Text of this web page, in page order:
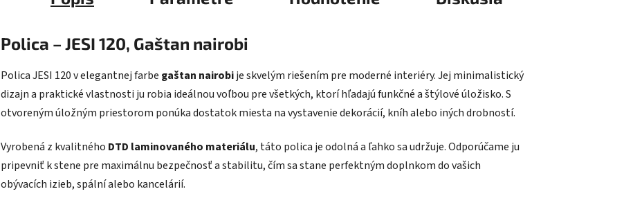
Polica – JESI 120, Gaštan nairobi
Polica JESI 120 v elegantnej farbe gaštan nairobije skvelým riešením pre moderné interiéry. Jej minimalistický
dizajn a praktické vlastnosti ju robia ideálnou voľbou pre všetkých, ktorí hľadajú funkčné a štýlové úložisko. S
otvoreným úložným priestorom ponúka dostatok miesta na vystavenie dekorácií, kníh alebo iných drobností.
Vyrobená z kvalitného DTD laminovaného materiálu, táto polica je odolná a ľahko sa udržuje. Odporúčame ju
pripevniť k stene pre maximálnu bezpečnosť a stabilitu, čím sa stane perfektným doplnkom do vašich
obývacích izieb, spální alebo kancelárií.